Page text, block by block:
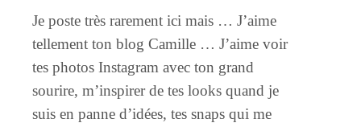
Je poste très rarement ici mais … J’aime
tellement ton blog Camille … J’aime voir
tes photos Instagram avec ton grand
sourire, m’inspirer de tes looks quand je
suis en panne d’idées, tes snaps qui me